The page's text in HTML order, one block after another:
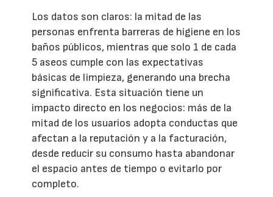
Los datos son claros: la mitad de las
personas enfrenta barreras de higiene en los
baños públicos, mientras que solo 1 de cada
5 aseos cumple con las expectativas
básicas de limpieza, generando una brecha
significativa. Esta situación tiene un
impacto directo en los negocios: más de la
mitad de los usuarios adopta conductas que
afectan a la reputación y a la facturación,
desde reducir su consumo hasta abandonar
el espacio antes de tiempo o evitarlo por
completo.